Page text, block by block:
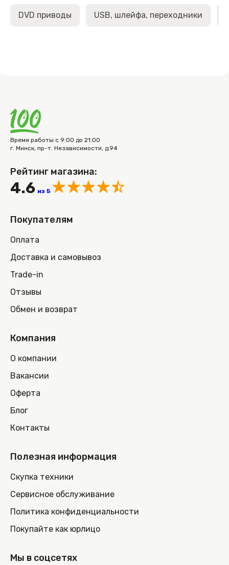
DVD приводы USB, шлейфа, переходники
Время работы с 9:00 до 21:00
г. Минск, пр-т. Независимости, д.94
Рейтинг магазина:
4.6 из 5
Покупателям
Оплата
Доставка и самовывоз
Trade-in
Отзывы
Обмен и возврат
Компания
О компании
Вакансии
Оферта
Блог
Контакты
Полезная информация
Скупка техники
Сервисное обслуживание
Политика конфиденциальности
Покупайте как юрлицо
Мы в соцсетях